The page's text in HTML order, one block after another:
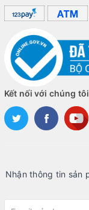
Kết nối với chúng tôi
Nhận thông tin sản